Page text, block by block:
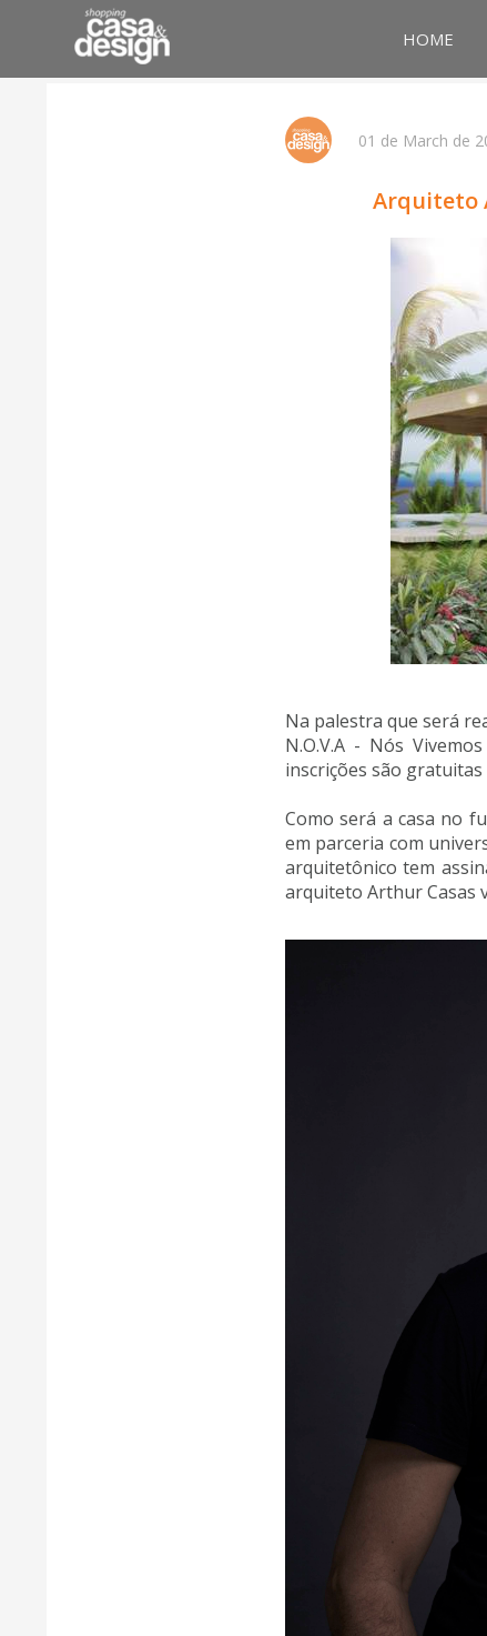
HOME
01 de March de
Arquiteto
Na palestra que será
N.O.V.A - Nós
inscrições são gratuitas
Como será a casa no
em parceria com
arquitetônico tem
arquiteto Arthur Casas